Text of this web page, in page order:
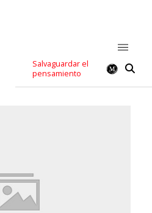
Salvaguardar el
pensamiento